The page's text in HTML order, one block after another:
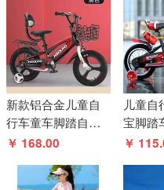
新款铝合金儿童自
行车童车脚踏自行
车男女宝宝单车
￥ 168.00
儿童自
宝脚踏
7-8-9
￥